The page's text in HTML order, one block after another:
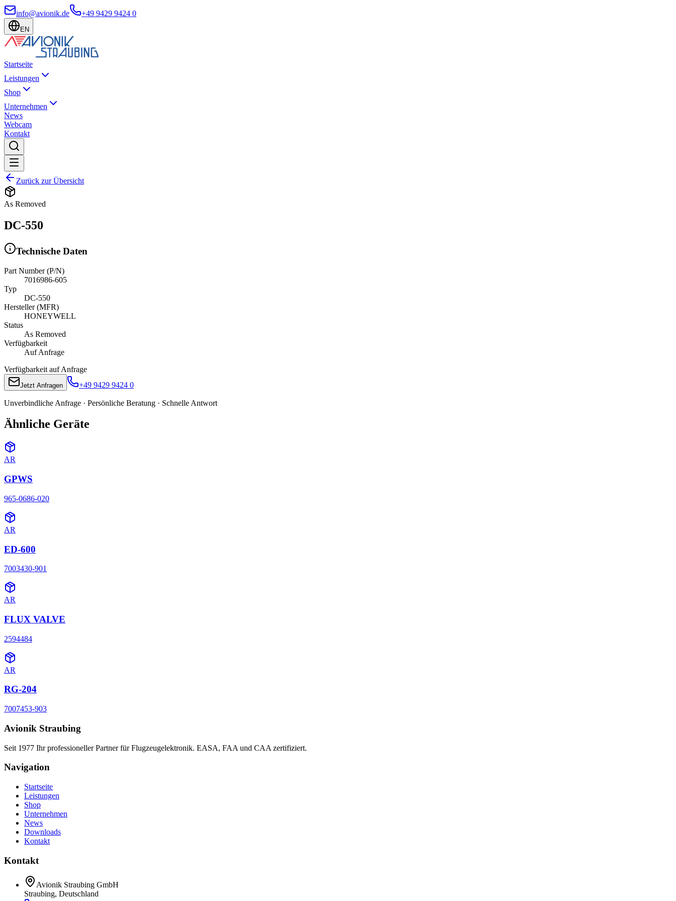
info@avionik.de +49 9429 9424 0
EN
Startseite
Leistungen
Shop
Unternehmen
News
Webcam
Kontakt
Zurück zur Übersicht
As Removed
DC-550
Technische Daten
Part Number (P/N)
7016986-605
Typ
DC-550
Hersteller (MFR)
HONEYWELL
Status
As Removed
Verfügbarkeit
Auf Anfrage
Verfügbarkeit auf Anfrage
Jetzt Anfragen +49 9429 9424 0
Unverbindliche Anfrage · Persönliche Beratung · Schnelle Antwort
Ähnliche Geräte
AR
GPWS
965-0686-020
AR
ED-600
7003430-901
AR
FLUX VALVE
2594484
AR
RG-204
7007453-903
Avionik Straubing
Seit 1977 Ihr professioneller Partner für Flugzeugelektronik. EASA, FAA und CAA zertifiziert.
Navigation
Startseite
Leistungen
Shop
Unternehmen
News
Downloads
Kontakt
Kontakt
Avionik Straubing GmbH
Straubing, Deutschland